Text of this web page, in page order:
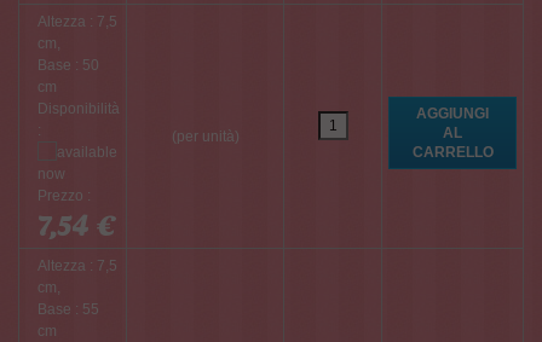
Altezza : 7,5
cm,
Base : 50
cm
Disponibilità
:
Prezzo :
7,54 €
(per unità)
Altezza : 7,5
cm,
Base : 55
cm